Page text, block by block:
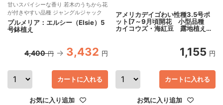
甘いスパイシーな香り 若木のうちから花
が付きやすい品種 ジャングルジャック
プルメリア：エルシー（Elsie）5
号鉢植え
4,400 円 3,432 円
カートに入れる
お気に入り追加
アメリカデイゴわい性種3.5号ポ
ット[7～9月頃開花 小型品種
カイコウズ・海紅豆 露地植え可
1,155 円
カートに入れる
お気に入り追加